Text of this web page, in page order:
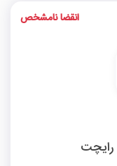
انقضا نامشخص